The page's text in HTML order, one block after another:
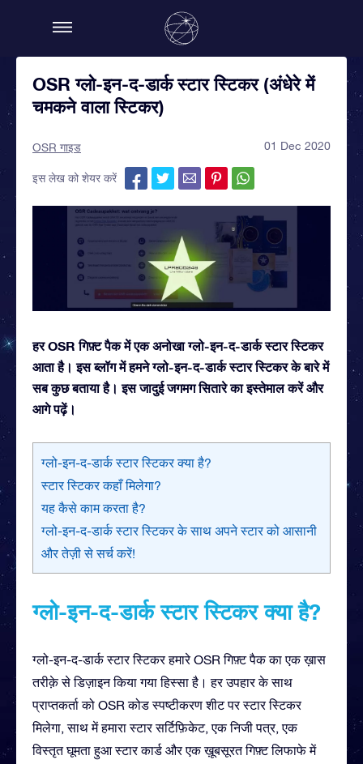
OSR ग्लो-इन-द-डार्क स्टार स्टिकर (अंधेरे में
चमकने वाला स्टिकर)
OSR गाइड 01 Dec 2020
इस लेख को शेयर करें
हर OSR गिफ़्ट पैक में एक अनोखा ग्लो-इन-द-डार्क स्टार स्टिकर
आता है। इस ब्लॉग में हमने ग्लो-इन-द-डार्क स्टार स्टिकर के बारे में
सब कुछ बताया है। इस जादुई जगमग सितारे का इस्तेमाल करें और
आगे पढ़ें।
ग्लो-इन-द-डार्क स्टार स्टिकर क्या है?
स्टार स्टिकर कहाँ मिलेगा?
यह कैसे काम करता है?
ग्लो-इन-द-डार्क स्टार स्टिकर के साथ अपने स्टार को आसानी
और तेज़ी से सर्च करें!
ग्लो-इन-द-डार्क स्टार स्टिकर क्या है?
ग्लो-इन-द-डार्क स्टार स्टिकर हमारे OSR गिफ़्ट पैक का एक ख़ास
तरीक़े से डिज़ाइन किया गया हिस्सा है। हर उपहार के साथ
प्राप्तकर्ता को OSR कोड स्पष्टीकरण शीट पर स्टार स्टिकर
मिलेगा, साथ में हमारा स्टार सर्टिफ़िकेट, एक निजी पत्र, एक
विस्तृत घूमता हुआ स्टार कार्ड और एक ख़ूबसूरत गिफ़्ट लिफाफे में